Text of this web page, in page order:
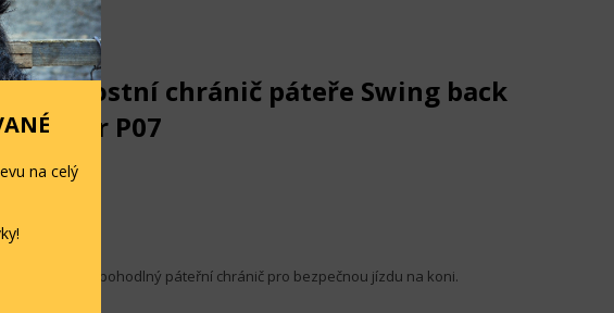
chránič páteře Swing back
P07
2148601
padnoucí, pohodlný páteřní chránič pro bezpečnou jízdu na koni.
na celý